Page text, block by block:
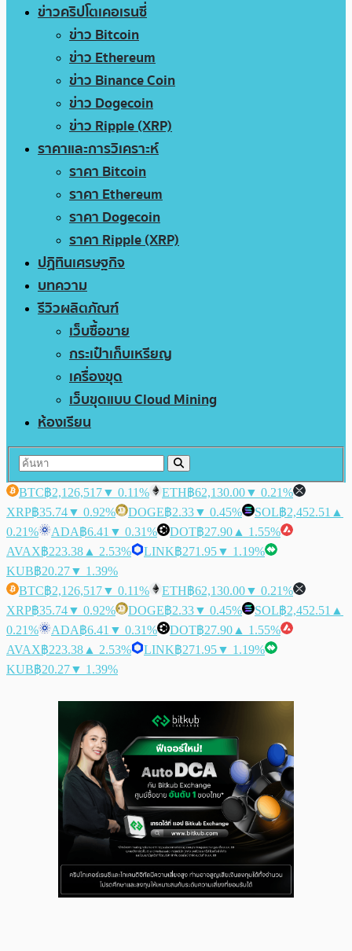
ข่าวคริปโตเคอเรนซี่
ข่าว Bitcoin
ข่าว Ethereum
ข่าว Binance Coin
ข่าว Dogecoin
ข่าว Ripple (XRP)
ราคาและการวิเคราะห์
ราคา Bitcoin
ราคา Ethereum
ราคา Dogecoin
ราคา Ripple (XRP)
ปฏิทินเศรษฐกิจ
บทความ
รีวิวผลิตภัณฑ์
เว็บซื้อขาย
กระเป๋าเก็บเหรียญ
เครื่องขุด
เว็บขุดแบบ Cloud Mining
ห้องเรียน
BTC฿2,126,517▼ 0.11% ETH฿62,130.00▼ 0.21%
XRP฿35.74▼ 0.92% DOGE฿2.33▼ 0.45% SOL฿2,452.51 ▲
0.21%
ADA฿6.41 ▼ 0.31% DOT฿27.90 ▲ 1.55%
AVAX฿223.38 ▲ 2.53% LINK฿271.95▼ 1.19%
KUB฿20.27▼ 1.39%
BTC฿2,126,517▼ 0.11% ETH฿62,130.00▼ 0.21%
XRP฿35.74▼ 0.92% DOGE฿2.33▼ 0.45% SOL฿2,452.51 ▲
0.21%
ADA฿6.41 ▼ 0.31% DOT฿27.90 ▲ 1.55%
AVAX฿223.38 ▲ 2.53% LINK฿271.95▼ 1.19%
KUB฿20.27▼ 1.39%